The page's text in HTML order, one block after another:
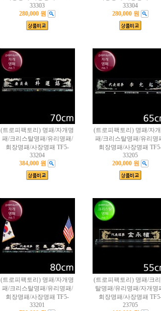
33303
280,000 원
33304
280,000 원
(트로피팩토리) 명패/자개명
패/크리스탈명패/유리명패/
회장명패/사장명패 TF5-
33204
384,000 원
(트로피팩토리) 명패/자
패/크리스탈명패/유리명
회장명패/사장명패
33205
200,000 원
(트로피팩토리) 명패/자개명
패/크리스탈명패/유리명패/
회장명패/사장명패 TF5-
33201
(트로피팩토리) 명패/크
탈명패/유리명패/자개명
회장명패/사장명패
23705